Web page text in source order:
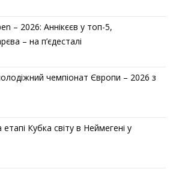
– 2026: Аннікєєв у топ-5,
– на п’єдесталі
чемпіонат Європи – 2026 з
етапі Кубка світу в Неймегені у